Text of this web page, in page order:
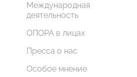
Международная
деятельность
ОПОРА в лицах
Пресса о нас
Особое мнение